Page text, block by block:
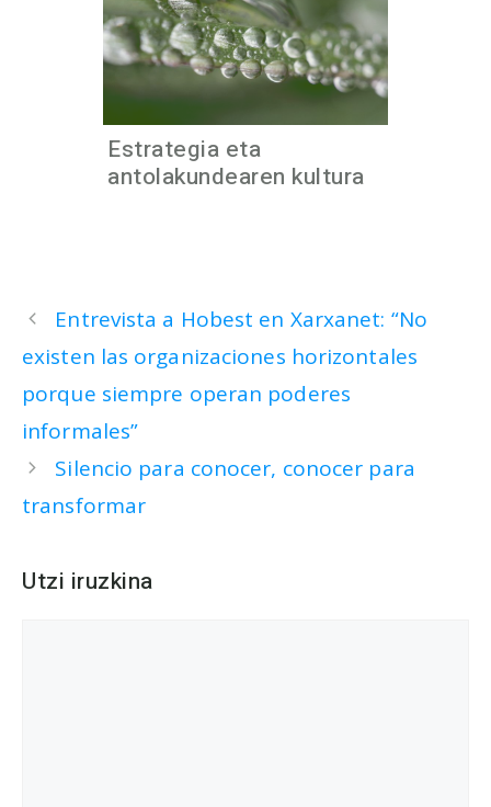
Estrategia eta
antolakundearen kultura
Entrevista a Hobest en Xarxanet: “No
existen las organizaciones horizontales
porque siempre operan poderes
informales”
Silencio para conocer, conocer para
transformar
Utzi iruzkina